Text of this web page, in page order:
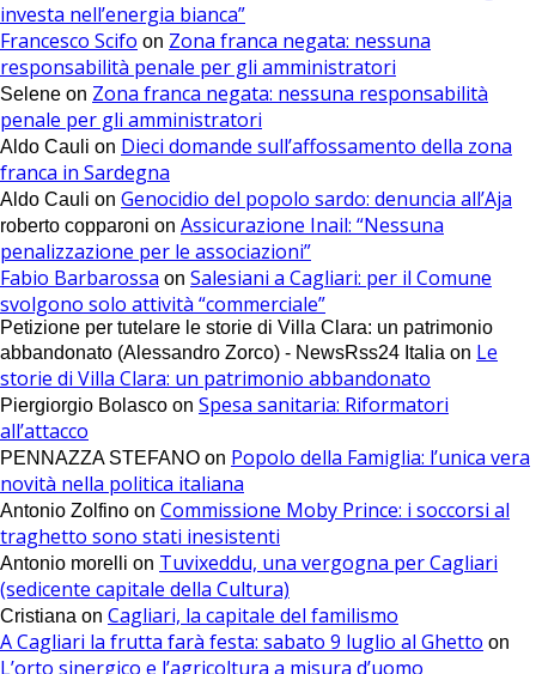
investa nell’energia bianca”
Francesco Scifo on Zona franca negata: nessuna
responsabilità penale per gli amministratori
Selene on Zona franca negata: nessuna responsabilità
penale per gli amministratori
Aldo Cauli on Dieci domande sull’affossamento della zona
franca in Sardegna
Aldo Cauli on Genocidio del popolo sardo: denuncia all’Aja
roberto copparoni on Assicurazione Inail: “Nessuna
penalizzazione per le associazioni”
Fabio Barbarossa on Salesiani a Cagliari: per il Comune
svolgono solo attività “commerciale”
Petizione per tutelare le storie di Villa Clara: un patrimonio
abbandonato (Alessandro Zorco) - NewsRss24 Italia on Le
storie di Villa Clara: un patrimonio abbandonato
Piergiorgio Bolasco on Spesa sanitaria: Riformatori
all’attacco
PENNAZZA STEFANO on Popolo della Famiglia: l’unica vera
novità nella politica italiana
Antonio Zolfino on Commissione Moby Prince: i soccorsi al
traghetto sono stati inesistenti
Antonio morelli on Tuvixeddu, una vergogna per Cagliari
(sedicente capitale della Cultura)
Cristiana on Cagliari, la capitale del familismo
A Cagliari la frutta farà festa: sabato 9 luglio al Ghetto on
L’orto sinergico e l’agricoltura a misura d’uomo